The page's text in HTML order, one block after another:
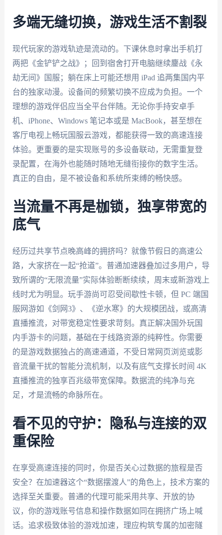
多端无缝切换，游戏生活不割裂
现代玩家的游戏轨迹是流动的。下课休息时拿出手机打
两把《金铲铲之战》；回到宿舍打开电脑继续鏖战《永
劫无间》国服；躺在床上可能还想用 iPad 追两集国内平
台的独家动漫。设备间的频繁切换不应成为负担。一个
理想的游戏伴侣应当全平台伴随。无论你手持安卓手
机、iPhone、Windows 笔记本或是 MacBook，甚至想在
客厅电视上畅玩国服云游戏，都能获得一致的高速连接
体验。更重要的是实现账号的多设备联动，无需重复登
录配置，在海外也能随时随地无缝衔接你的数字生活。
真正的自由，是不被设备和系统所束缚的畅快感。
当流量不再是枷锁，独享带宽的
底气
经历过共享节点晚高峰的拥挤吗？就像节假日的高速公
路，大家挤在一起“抢道”。普通加速器叠加过多用户，导
致所谓的“无限流量”实际体验断断续续，周末或新游戏上
线时尤为明显。玩手游尚可忍受间歇性卡顿，但 PC 端国
服网游如《剑网3》、《逆水寒》的大规模团战，或高清
直播推流，对带宽稳定性要求苛刻。真正解决国外玩国
内手游卡的问题，基础在于线路资源的纯粹性。你需要
的是游戏数据独占的高速通道，不受日常网页浏览或影
音流量干扰的智能分流机制，以及有底气支撑长时间 4K
直播推流的独享百兆级带宽保障。数据流的纯净与充
足，才是流畅的命脉所在。
看不见的守护：隐私与连接的双
重保险
在享受高速连接的同时，你是否关心过数据的旅程是否
安全？在加速器这个“数据摆渡人”的角色上，技术方案的
选择至关重要。普通的代理可能采用共享、开放的协
议，你的游戏账号信息和操作数据如同在拥挤广场上喊
话。追求极致体验的游戏加速，理应构筑专属的加密隧